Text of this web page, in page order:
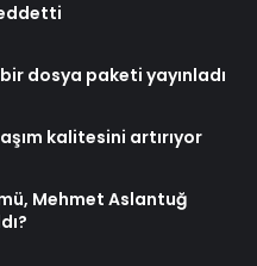
dosya paketi yayınladı
kalitesini artırıyor
Mehmet Aslantuğ